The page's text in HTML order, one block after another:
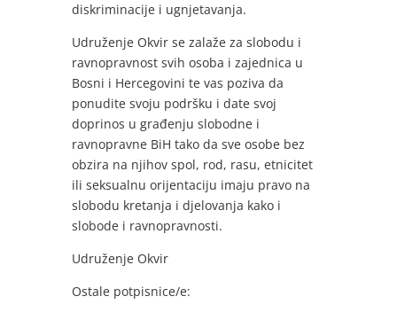
diskriminacije i ugnjetavanja.
Udruženje Okvir se zalaže za slobodu i
ravnopravnost svih osoba i zajednica u
Bosni i Hercegovini te vas poziva da
ponudite svoju podršku i date svoj
doprinos u građenju slobodne i
ravnopravne BiH tako da sve osobe bez
obzira na njihov spol, rod, rasu, etnicitet
ili seksualnu orijentaciju imaju pravo na
slobodu kretanja i djelovanja kako i
slobode i ravnopravnosti.
Udruženje Okvir
Ostale potpisnice/e: